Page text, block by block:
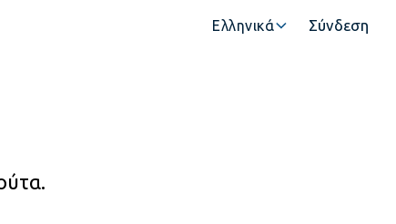
Ελληνικά Σύνδεση